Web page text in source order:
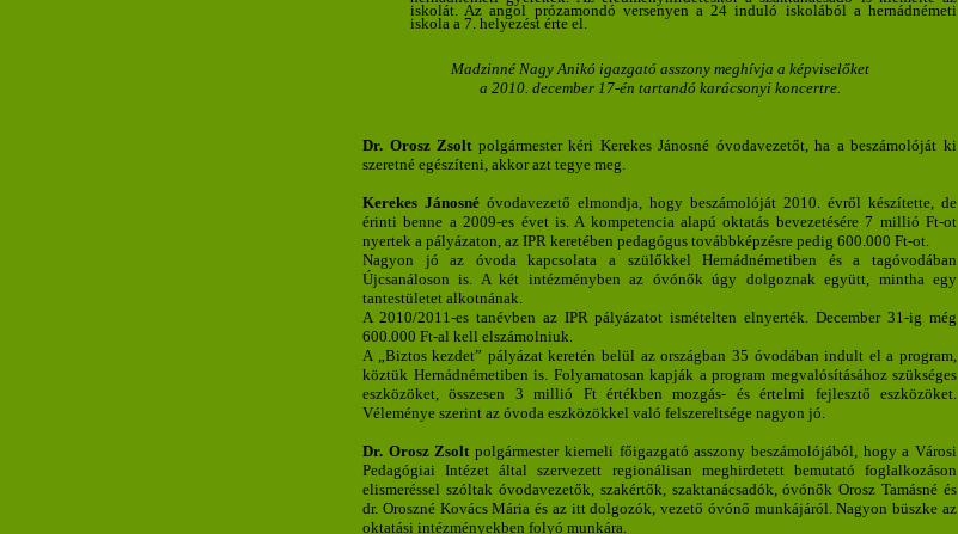
iskolát. Az angol prózamondó versenyen a 24 induló iskolából a hernádnémeti
iskola a 7. helyezést érte el.
Madzinné Nagy Anikó igazgató asszony meghívja a képviselőket
a 2010. december 17-én tartandó karácsonyi koncertre.
Dr. Orosz Zsoltpolgármester kéri Kerekes Jánosné óvodavezetőt, ha a beszámolóját ki
szeretné egészíteni, akkor azt tegye meg.
Kerekes Jánosné óvodavezető elmondja, hogy beszámolóját 2010. évről készítette, de
érinti benne a 2009-es évet is. A kompetencia alapú oktatás bevezetésére 7 millió Ft-ot
nyertek a pályázaton, az IPR keretében pedagógus továbbképzésre pedig 600.000 Ft-ot.
Nagyon jó az óvoda kapcsolata a szülőkkel Hernádnémetiben és a tagóvodában
Újcsanáloson is. A két intézményben az óvónők úgy dolgoznak együtt, mintha egy
tantestületet alkotnának.
A 2010/2011-es tanévben az IPR pályázatot ismételten elnyerték. December 31-ig még
600.000 Ft-al kell elszámolniuk.
A „Biztos kezdet” pályázat keretén belül az országban 35 óvodában indult el a program,
köztük Hernádnémetiben is. Folyamatosan kapják a program megvalósításához szükséges
eszközöket, összesen 3 millió Ft értékben mozgás- és értelmi fejlesztő eszközöket.
Véleménye szerint az óvoda eszközökkel való felszereltsége nagyon jó.
Dr. Orosz Zsoltpolgármester kiemeli főigazgató asszony beszámolójából, hogy a Városi
Pedagógiai Intézet által szervezett regionálisan meghirdetett bemutató foglalkozáson
elismeréssel szóltak óvodavezetők, szakértők, szaktanácsadók, óvónők Orosz Tamásné és
dr. Oroszné Kovács Mária és az itt dolgozók, vezető óvónő munkájáról. Nagyon büszke az
oktatási intézményekben folyó munkára.